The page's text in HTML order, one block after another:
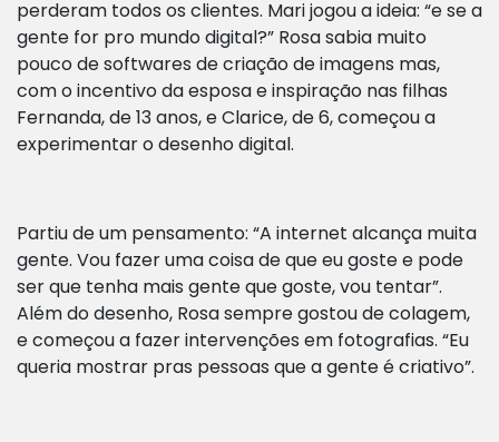
perderam todos os clientes. Mari jogou a ideia: “e se a
gente for pro mundo digital?” Rosa sabia muito
pouco de softwares de criação de imagens mas,
com o incentivo da esposa e inspiração nas filhas
Fernanda, de 13 anos, e Clarice, de 6, começou a
experimentar o desenho digital.
Partiu de um pensamento: “A internet alcança muita
gente. Vou fazer uma coisa de que eu goste e pode
ser que tenha mais gente que goste, vou tentar”.
Além do desenho, Rosa sempre gostou de colagem,
e começou a fazer intervenções em fotografias. “Eu
queria mostrar pras pessoas que a gente é criativo”.